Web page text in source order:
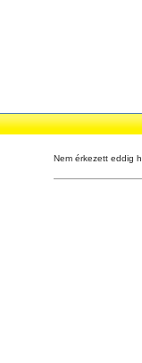
Nem érkezett eddig